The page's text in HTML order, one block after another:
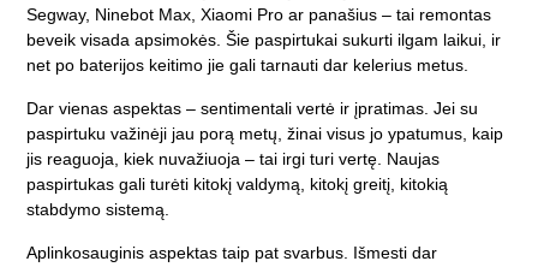
Segway, Ninebot Max, Xiaomi Pro ar panašius – tai remontas
beveik visada apsimokės. Šie paspirtukai sukurti ilgam laikui, ir
net po baterijos keitimo jie gali tarnauti dar kelerius metus.
Dar vienas aspektas – sentimentali vertė ir įpratimas. Jei su
paspirtuku važinėji jau porą metų, žinai visus jo ypatumus, kaip
jis reaguoja, kiek nuvažiuoja – tai irgi turi vertę. Naujas
paspirtukas gali turėti kitokį valdymą, kitokį greitį, kitokią
stabdymo sistemą.
Aplinkosauginis aspektas taip pat svarbus. Išmesti dar